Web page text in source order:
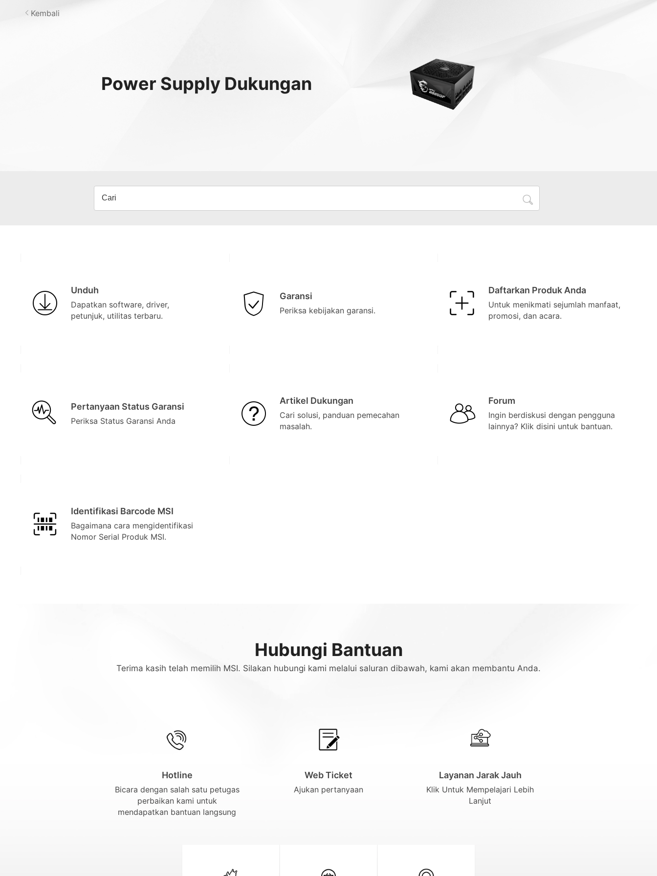
Power Supply Dukungan
Kembali
Unduh
Dapatkan software, driver,
petunjuk, utilitas terbaru.
Garansi
Periksa kebijakan garansi.
Daftarkan Produk Anda
Untuk menikmati sejumlah manfaat,
promosi, dan acara.
Pertanyaan Status Garansi
Periksa Status Garansi Anda
Artikel Dukungan
Cari solusi, panduan pemecahan
masalah.
Forum
Ingin berdiskusi dengan pengguna
lainnya? Klik disini untuk bantuan.
Identifikasi Barcode MSI
Bagaimana cara mengidentifikasi
Nomor Serial Produk MSI.
Hubungi Bantuan
Terima kasih telah memilih MSI. Silakan hubungi kami melalui saluran dibawah, kami akan membantu Anda.
Hotline
Bicara dengan salah satu petugas
perbaikan kami untuk
mendapatkan bantuan langsung
Web Ticket
Ajukan pertanyaan
Layanan Jarak Jauh
Klik Untuk Mempelajari Lebih
Lanjut